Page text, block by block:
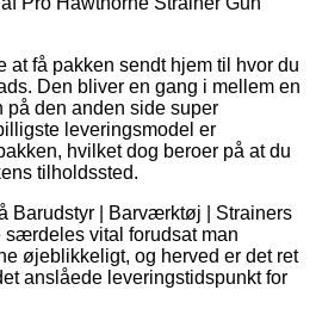
at få pakken sendt hjem til hvor du
Den bliver en gang i mellem en
på den anden side super
leveringsmodel er
hvilket dog beroer på at du
tilholdssted.
Barudstyr | Barværktøj | Strainers
vital forudsat man
øjeblikkeligt, og herved er det ret
anslåede leveringstidspunkt for